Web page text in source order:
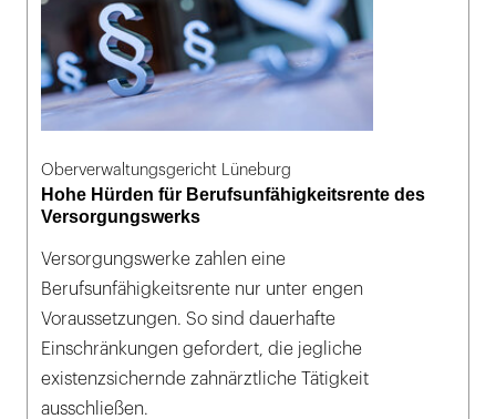
Oberverwaltungsgericht Lüneburg
Hohe Hürden für Berufsunfähigkeitsrente des
Versorgungswerks
Versorgungswerke zahlen eine
Berufsunfähigkeitsrente nur unter engen
Voraussetzungen. So sind dauerhafte
Einschränkungen gefordert, die jegliche
existenzsichernde zahnärztliche Tätigkeit
ausschließen.